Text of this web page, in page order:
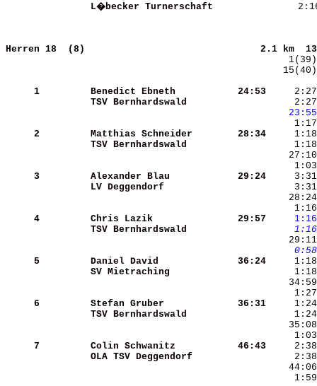
L�becker Turnerschaft
Herren 18  (8)
2.1
     1
Benedict Ebneth
   24:53
TSV Bernhardswald
   23:55
     2
Matthias Schneider
   28:34
TSV Bernhardswald
     3
Alexander Blau
   29:24
LV Deggendorf
     4
Chris Lazik
   29:57
    1:16
TSV Bernhardswald
    1:16
    0:58
     5
Daniel David
   36:24
SV Mietraching
     6
Stefan Gruber
   36:31
TSV Bernhardswald
     7
Colin Schwanitz
   46:43
OLA TSV Deggendorf